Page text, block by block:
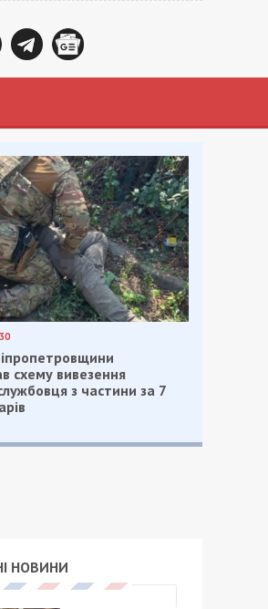
схему вивезення
з частини за 7
НОВИНИ